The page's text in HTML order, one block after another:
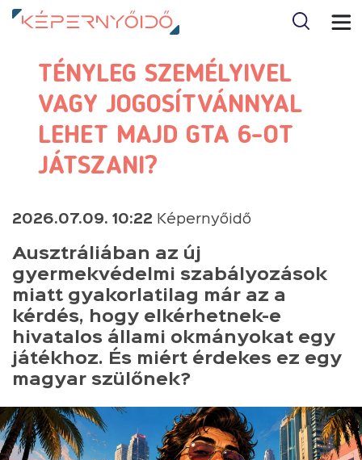
TÉNYLEG SZEMÉLYIVEL
VAGY JOGOSÍTVÁNNYAL
LEHET MAJD GTA 6-OT
JÁTSZANI?
2026.07.09. 10:22 Képernyőidő
Ausztráliában az új
gyermekvédelmi szabályozások
miatt gyakorlatilag már az a
kérdés, hogy elkérhetnek-e
hivatalos állami okmányokat egy
játékhoz. És miért érdekes ez egy
magyar szülőnek?